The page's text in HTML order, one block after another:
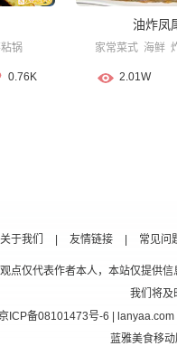
锅
0.76K
油炸凤
家常菜式 海鲜
2.01W
关于我们 友情链接 常见问
仅代表作者本人，本站仅提供
我们将及
ICP备08101473号-6 |
蓝雅美食移动